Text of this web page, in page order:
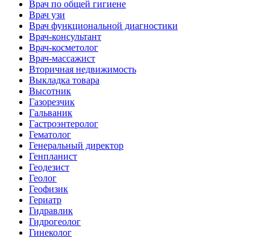
Врач по общей гигиене
Врач узи
Врач функциональной диагностики
Врач-консультант
Врач-косметолог
Врач-массажист
Вторичная недвижимость
Выкладка товара
Высотник
Газорезчик
Гальваник
Гастроэнтеролог
Гематолог
Генеральный директор
Генпланист
Геодезист
Геолог
Геофизик
Гериатр
Гидравлик
Гидрогеолог
Гинеколог